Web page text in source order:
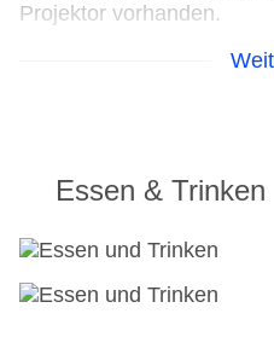
Projektor vorhanden.
Konferenzraum
Garage: gegen Gebühr
Hotelsafe
WLAN/WiFi im Hotel
Essen & Trinken